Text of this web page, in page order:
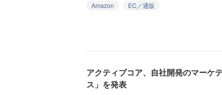
Amazon
EC／通販
アクティブコア、自社開発のマーケ
ス」を発表